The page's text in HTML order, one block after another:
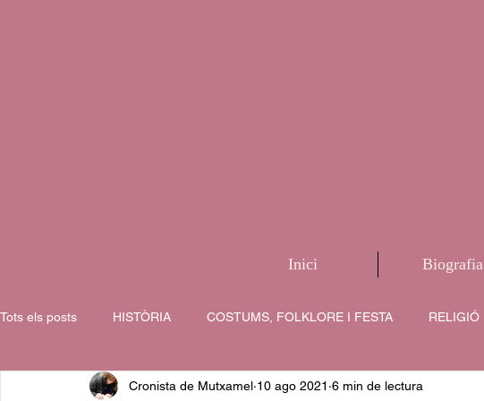
Inici Biografia
Tots els posts HISTÒRIA COSTUMS, FOLKLORE I FESTA RELIGIÓ
Cronista de Mutxamel 10 ago 2021 6 min de lectura